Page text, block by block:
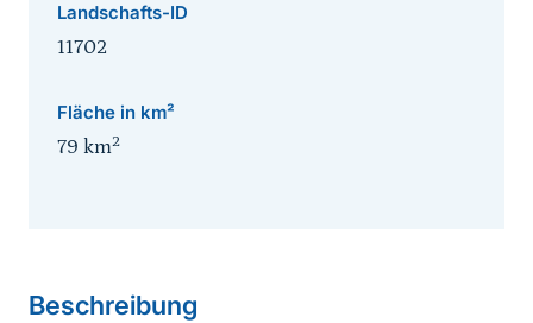
Landschafts-ID
11702
Fläche in km²
79 km2
Beschreibung